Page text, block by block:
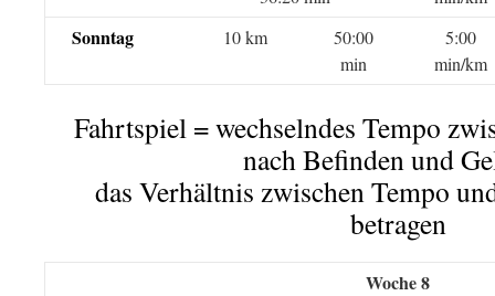
Sonntag 10 km
50:00
min
5:00
min/km
Fahrtspiel = wechselndes Tempo
nach Befinden und
das Verhältnis zwischen Tempo
betragen
Woche 8